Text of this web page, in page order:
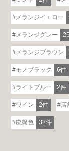
メランジイエロー
メランジグレー
メランジブラウン
モノブラック 6件
ライトブルー 2件
ワイン 2件 店
廃盤色 32件